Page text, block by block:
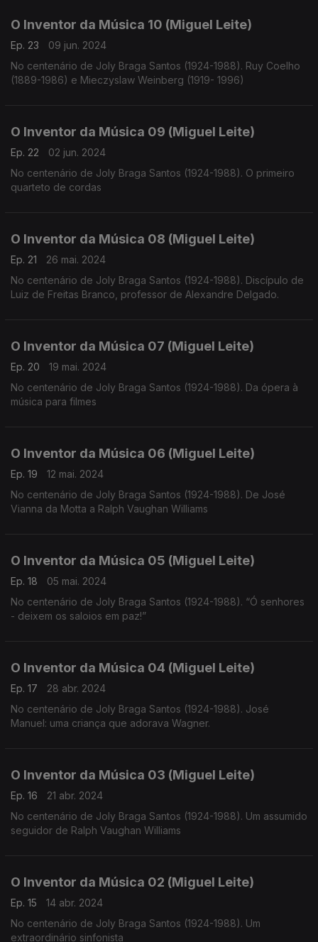
O Inventor da Música 10 (Miguel Leite)
Ep. 23
09 jun. 2024
No centenário de Joly Braga Santos (1924-1988). Ruy Coelho
(1889-1986) e Mieczyslaw Weinberg (1919- 1996)
O Inventor da Música 09 (Miguel Leite)
Ep. 22
02 jun. 2024
No centenário de Joly Braga Santos (1924-1988). O primeiro
quarteto de cordas
O Inventor da Música 08 (Miguel Leite)
Ep. 21
26 mai. 2024
No centenário de Joly Braga Santos (1924-1988). Discípulo de
Luiz de Freitas Branco, professor de Alexandre Delgado.
O Inventor da Música 07 (Miguel Leite)
Ep. 20
19 mai. 2024
No centenário de Joly Braga Santos (1924-1988). Da ópera à
música para filmes
O Inventor da Música 06 (Miguel Leite)
Ep. 19
12 mai. 2024
No centenário de Joly Braga Santos (1924-1988). De José
Vianna da Motta a Ralph Vaughan Williams
O Inventor da Música 05 (Miguel Leite)
Ep. 18
05 mai. 2024
No centenário de Joly Braga Santos (1924-1988). “Ó senhores
- deixem os saloios em paz!”
O Inventor da Música 04 (Miguel Leite)
Ep. 17
28 abr. 2024
No centenário de Joly Braga Santos (1924-1988). José
Manuel: uma criança que adorava Wagner.
O Inventor da Música 03 (Miguel Leite)
Ep. 16
21 abr. 2024
No centenário de Joly Braga Santos (1924-1988). Um assumido
seguidor de Ralph Vaughan Williams
O Inventor da Música 02 (Miguel Leite)
Ep. 15
14 abr. 2024
No centenário de Joly Braga Santos (1924-1988). Um
extraordinário sinfonista